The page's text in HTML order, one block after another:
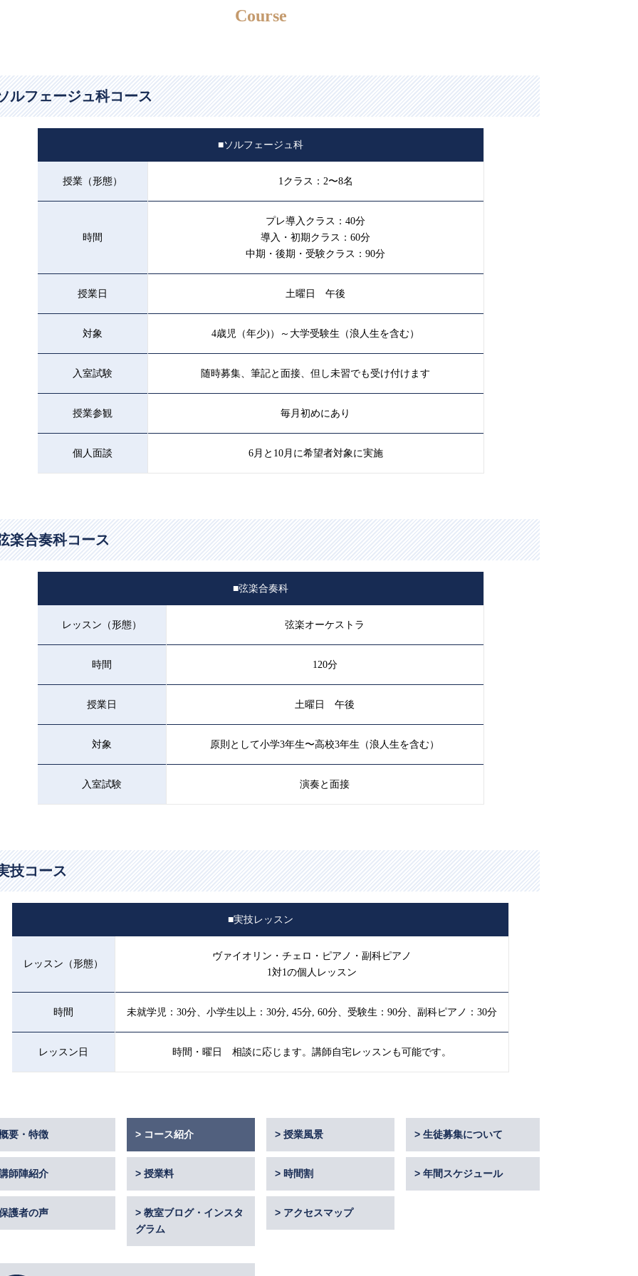
Course
ルフェージュ科コース
■ソルフェージュ科
授業（形態） 1クラス：2〜8名
時間
プレ導入クラス：40分
導入・初期クラス：60分
中期・後期・受験クラス：90分
授業日 土曜日 午後
対象 4歳児（年少)）～大学受験生（浪人生を含む）
入室試験 随時募集、筆記と面接、但し未習でも受け付けます
授業参観 毎月初めにあり
個人面談 6月と10月に希望者対象に実施
楽合奏科コース
■弦楽合奏科
レッスン（形態） 弦楽オーケストラ
時間 120分
授業日 土曜日 午後
対象 原則として小学3年生〜高校3年生（浪人生を含む）
入室試験 演奏と面接
技コース
■実技レッスン
レッスン（形態）
ヴァイオリン・チェロ・ピアノ・副科ピアノ
1対1の個人レッスン
時間 未就学児：30分、小学生以上：30分, 45分, 60分、受験生：90分、副科ピアノ：30分
レッスン日 時間・曜日 相談に応じます。講師自宅レッスンも可能です。
要・特徴 コース紹介 授業風景 生徒募集について
師陣紹介 授業料 時間割 年間スケジュール
護者の声
教室ブログ・インスタ
グラム
アクセスマップ